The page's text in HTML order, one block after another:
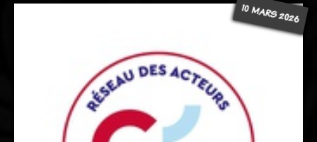
10 MARS 2026